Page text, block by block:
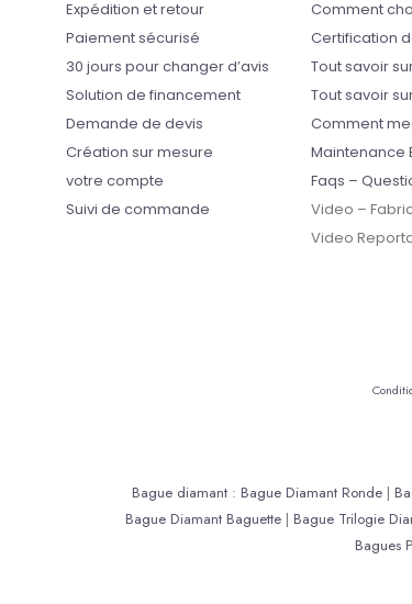
Expédition et retour
Paiement sécurisé
30 jours pour changer d’avis
Solution de financement
Demande de devis
Création sur mesure
votre compte
Suivi de commande
Comment
Certification
Tout savoir
Tout savoir
Comment
Maintenance
Faqs –
Video –
Video
Bague diamant: Bague Diamant Ronde|
Bague Diamant Baguette | Bague Trilogie
Bagues